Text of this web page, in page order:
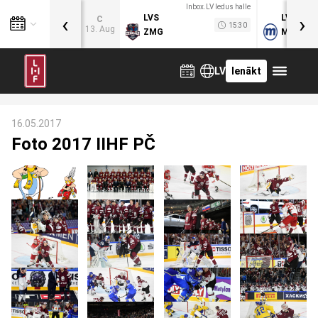
C
13. Aug
Inbox.LV ledus halle
LVS
ZMG
15:30
LVB
MOG
‹ ›
LV Ienākt
16.05.2017
Foto 2017 IIHF PČ